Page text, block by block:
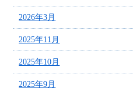
2026年3月
2025年11月
2025年10月
2025年9月